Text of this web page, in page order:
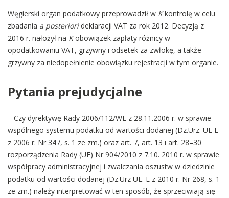
Węgierski organ podatkowy przeprowadził w Kkontrolę w celu
zbadania a posteriorideklaracji VAT za rok 2012. Decyzją z
2016 r. nałożył na Kobowiązek zapłaty różnicy w
opodatkowaniu VAT, grzywny i odsetek za zwłokę, a także
grzywny za niedopełnienie obowiązku rejestracji w tym organie.
Pytania prejudycjalne
– Czy dyrektywę Rady 2006/112/WE z 28.11.2006 r. w sprawie
wspólnego systemu podatku od wartości dodanej (Dz.Urz. UE L
z 2006 r. Nr 347, s. 1 ze zm.) oraz art. 7, art. 13 i art. 28–30
rozporządzenia Rady (UE) Nr 904/2010 z 7.10. 2010 r. w sprawie
współpracy administracyjnej i zwalczania oszustw w dziedzinie
podatku od wartości dodanej (Dz.Urz UE. L z 2010 r. Nr 268, s. 1
ze zm.) należy interpretować w ten sposób, że sprzeciwiają się